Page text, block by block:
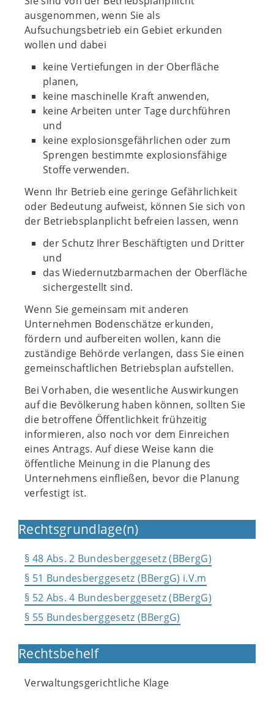
ausgenommen, wenn Sie als
Aufsuchungsbetrieb ein Gebiet erkunden
wollen und dabei
keine Vertiefungen in der Oberfläche
planen,
keine maschinelle Kraft anwenden,
keine Arbeiten unter Tage durchführen
und
keine explosionsgefährlichen oder zum
Sprengen bestimmte explosionsfähige
Stoffe verwenden.
Wenn Ihr Betrieb eine geringe Gefährlichkeit
oder Bedeutung aufweist, können Sie sich von
der Betriebsplanplicht befreien lassen, wenn
der Schutz Ihrer Beschäftigten und Dritter
und
das Wiedernutzbarmachen der Oberfläche
sichergestellt sind.
Wenn Sie gemeinsam mit anderen
Unternehmen Bodenschätze erkunden,
fördern und aufbereiten wollen, kann die
zuständige Behörde verlangen, dass Sie einen
gemeinschaftlichen Betriebsplan aufstellen.
Bei Vorhaben, die wesentliche Auswirkungen
auf die Bevölkerung haben können, sollten Sie
die betroffene Öffentlichkeit frühzeitig
informieren, also noch vor dem Einreichen
eines Antrags. Auf diese Weise kann die
öffentliche Meinung in die Planung des
Unternehmens einfließen, bevor die Planung
verfestigt ist.
Rechtsgrundlage(n)
§ 48 Abs. 2 Bundesberggesetz (BBergG)
§ 51 Bundesberggesetz (BBergG) i.V.m
§ 52 Abs. 4 Bundesberggesetz (BBergG)
§ 55 Bundesberggesetz (BBergG)
Rechtsbehelf
Verwaltungsgerichtliche Klage